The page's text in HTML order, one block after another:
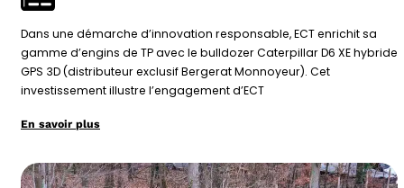
Dans une démarche d’innovation responsable, ECT enrichit sa
gamme d’engins de TP avec le bulldozer Caterpillar D6 XE hybride
GPS 3D (distributeur exclusif Bergerat Monnoyeur). Cet
investissement illustre l’engagement d’ECT
En savoir plus